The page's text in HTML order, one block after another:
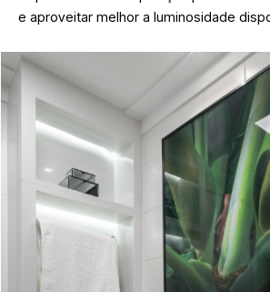
e aproveitar melhor a luminosidade